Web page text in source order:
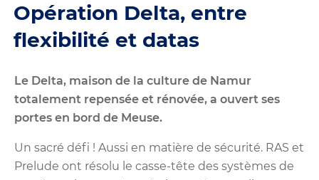
Opération Delta, entre
flexibilité et datas
Le Delta, maison de la culture de Namur
totalement repensée et rénovée, a ouvert ses
portes en bord de Meuse.
Un sacré défi ! Aussi en matière de sécurité. RAS et
Prelude ont résolu le casse-tête des systèmes de